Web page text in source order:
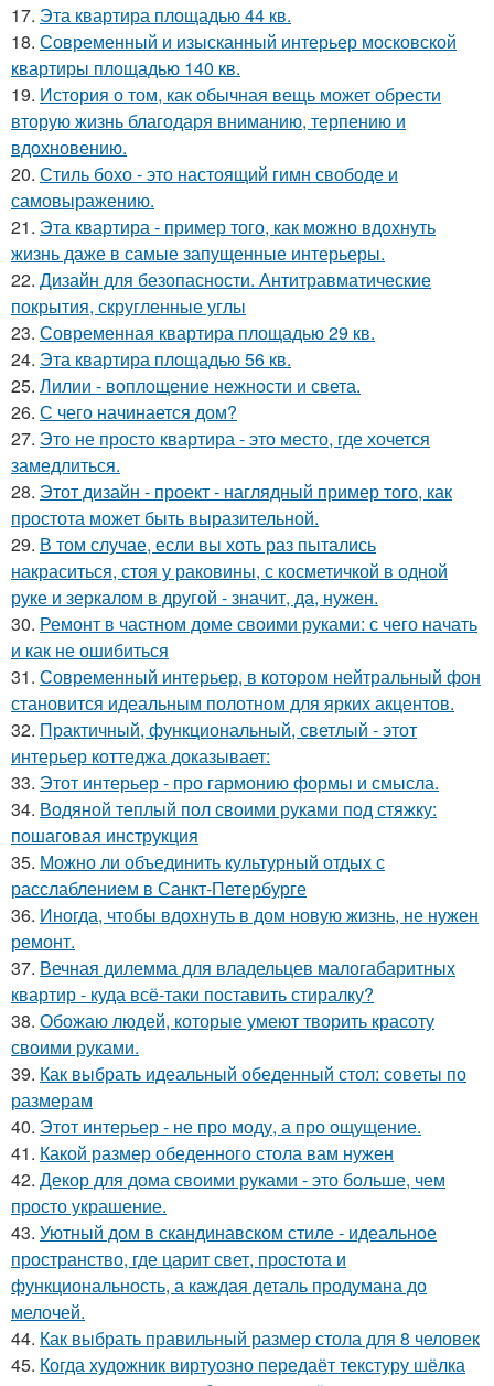
17. Эта квартира площадью 44 кв.
18. Современный и изысканный интерьер московской
квартиры площадью 140 кв.
19. История о том, как обычная вещь может обрести
вторую жизнь благодаря вниманию, терпению и
вдохновению.
20. Стиль бохо - это настоящий гимн свободе и
самовыражению.
21. Эта квартира - пример того, как можно вдохнуть
жизнь даже в самые запущенные интерьеры.
22. Дизайн для безопасности. Антитравматические
покрытия, скругленные углы
23. Современная квартира площадью 29 кв.
24. Эта квартира площадью 56 кв.
25. Лилии - воплощение нежности и света.
26. С чего начинается дом?
27. Это не просто квартира - это место, где хочется
замедлиться.
28. Этот дизайн - проект - наглядный пример того, как
простота может быть выразительной.
29. В том случае, если вы хоть раз пытались
накраситься, стоя у раковины, с косметичкой в одной
руке и зеркалом в другой - значит, да, нужен.
30. Ремонт в частном доме своими руками: с чего начать
и как не ошибиться
31. Современный интерьер, в котором нейтральный фон
становится идеальным полотном для ярких акцентов.
32. Практичный, функциональный, светлый - этот
интерьер коттеджа доказывает:
33. Этот интерьер - про гармонию формы и смысла.
34. Водяной теплый пол своими руками под стяжку:
пошаговая инструкция
35. Можно ли объединить культурный отдых с
расслаблением в Санкт-Петербурге
36. Иногда, чтобы вдохнуть в дом новую жизнь, не нужен
ремонт.
37. Вечная дилемма для владельцев малогабаритных
квартир - куда всё-таки поставить стиралку?
38. Обожаю людей, которые умеют творить красоту
своими руками.
39. Как выбрать идеальный обеденный стол: советы по
размерам
40. Этот интерьер - не про моду, а про ощущение.
41. Какой размер обеденного стола вам нужен
42. Декор для дома своими руками - это больше, чем
просто украшение.
43. Уютный дом в скандинавском стиле - идеальное
пространство, где царит свет, простота и
функциональность, а каждая деталь продумана до
мелочей.
44. Как выбрать правильный размер стола для 8 человек
45. Когда художник виртуозно передаёт текстуру шёлка